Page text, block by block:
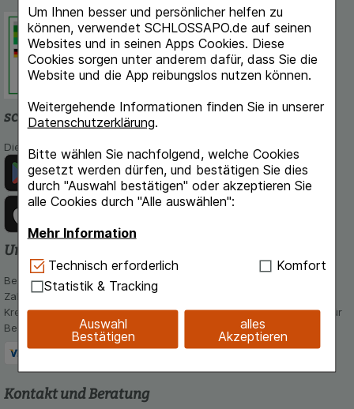
Um Ihnen besser und persönlicher helfen zu
können, verwendet SCHLOSSAPO.de auf seinen
Websites und in seinen Apps Cookies. Diese
Cookies sorgen unter anderem dafür, dass Sie die
Website und die App reibungslos nutzen können.
Weitergehende Informationen finden Sie in unserer
Datenschutzerklärung.
Bitte wählen Sie nachfolgend, welche Cookies
gesetzt werden dürfen, und bestätigen Sie dies
durch "Auswahl bestätigen" oder akzeptieren Sie
alle Cookies durch "Alle auswählen":
Mehr Information
Technisch Notwendig:Hierbei handelt es sich um
Cookies, die für die Grundfunktionen unserer
Website notwendig sind (z.B. Navigation,
Warenkorb, Kundenkonto), weshalb auf diese nicht
verzichtet werden kann.
Einkaufserlebnis noch ansprechender zu gestalten,
beispielsweise für die Wiedererkennung des
Technisch erforderlich
Komfort
Statistik & Tracking
Auswahl
Bestätigen
alles
Akzeptieren
Schlossapo.de ist registriert beim
Deutschen Institut für Medizinische
Dokumentation und Information.
schlossapo.de-App
Die App von schlossapo.de jetzt mit E-Rezept-Scanner
Unsere Zahlungsarten
Bequem und sicher - Wählen Sie aus unseren verschiedenen
Zahlungsmöglichkeiten:
Kreditkarte, PayPal,Vorkasse, iDeal, Bancontact und Rechnung (für
Bestandskunden)
Kontakt und Beratung